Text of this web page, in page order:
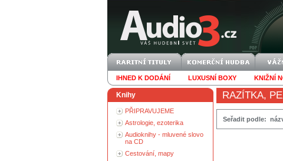
IHNED K DODÁNÍ LUXUSNÍ BOXY KNIŽNÍ
Knihy
PŘIPRAVUJEME
Astrologie, ezoterika
Audioknihy - mluvené slovo
na CD
Cestování, mapy
RAZÍTKA,
Seřadit podle: